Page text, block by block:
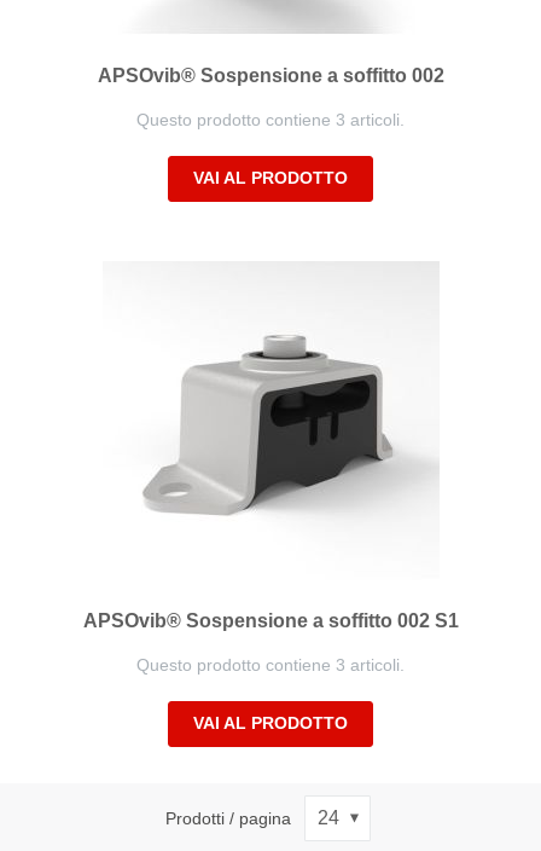
APSOvib® Sospensione a soffitto 002
Questo prodotto contiene 3 articoli.
VAI AL PRODOTTO
APSOvib® Sospensione a soffitto 002 S1
Questo prodotto contiene 3 articoli.
VAI AL PRODOTTO
Prodotti / pagina